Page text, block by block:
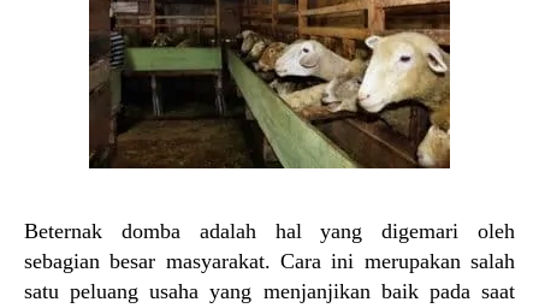
Beternak domba adalah hal yang digemari oleh
sebagian besar masyarakat. Cara ini merupakan salah
satu peluang usaha yang menjanjikan baik pada saat